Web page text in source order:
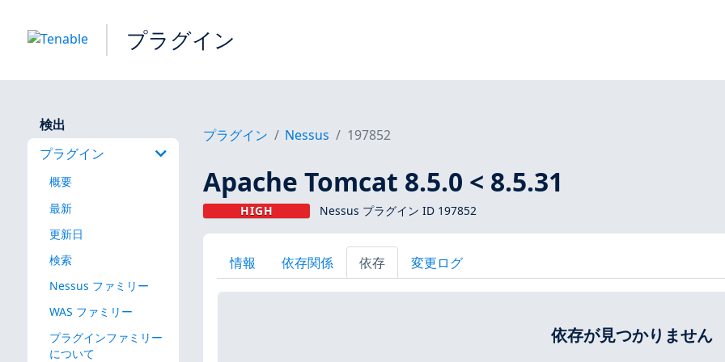
プラグイン
検出
プラグイン
概要
最新
更新日
検索
Nessus ファミリー
WAS ファミリー
プラグインファミリー
について
プラグイン Nessus 197852
Apache Tomcat 8.5.0 < 8.5.31
HIGH Nessus プラグイン ID 197852
情報 依存関係 依存 変更ログ
依存が見つかりません